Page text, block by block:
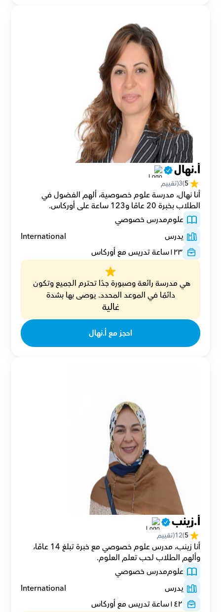
أ.نهال
5
(
3(تقييم
الطلاب بخبرة 20 عامًا و123 ساعة على أوركاس.
علوممدرس خصوصي
يدرس
International
١٢٣ساعة تدريس مع أوركاس
دائمًا في الموعد المحدد. يوصى بها بشدة
غالية
احجز مع أ.نهال
أ.زينب
5
(
12(تقييم
وألهم الطلاب لحب تعلم العلوم.
علوممدرس خصوصي
يدرس
International
١٤٢ساعة تدريس مع أوركاس